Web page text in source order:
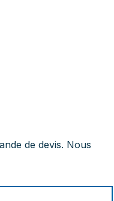
de devis. Nous